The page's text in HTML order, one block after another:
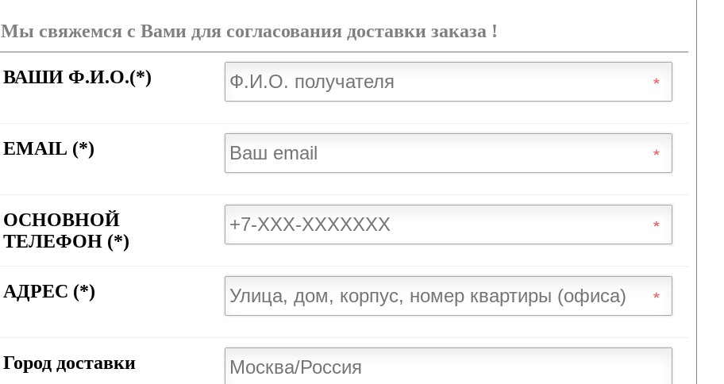
Мы свяжемся с Вами для согласования доставки заказа !
ВАШИ Ф.И.О.(*)
EMAIL (*)
ОСНОВНОЙ
ТЕЛЕФОН (*)
АДРЕС (*)
Город доставки